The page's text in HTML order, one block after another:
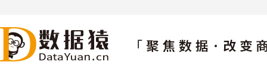
数据猿